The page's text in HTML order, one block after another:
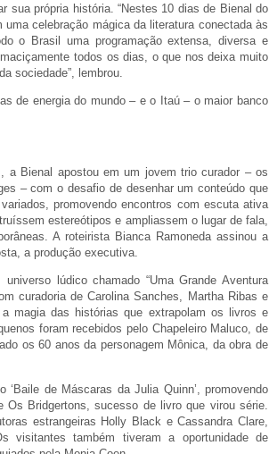
sua própria história. “Nestes 10 dias de Bienal do
celebração mágica da literatura conectada às
o Brasil uma programação extensa, diversa e
todos os dias, o que nos deixa muito
sociedade”, lembrou.
de energia do mundo – e o Itaú – o maior banco
a Bienal apostou em um jovem trio curador – os
– com o desafio de desenhar um conteúdo que
promovendo encontros com escuta ativa
estereótipos e ampliassem o lugar de fala,
A roteirista Bianca Ramoneda assinou a
a produção executiva.
lúdico chamado “Uma Grande Aventura
curadoria de Carolina Sanches, Martha Ribas e
magia das histórias que extrapolam os livros e
foram recebidos pelo Chapeleiro Maluco, de
os 60 anos da personagem Mônica, da obra de
de Máscaras da Julia Quinn’, promovendo
Bridgertons, sucesso de livro que virou série.
estrangeiras Holly Black e Cassandra Clare,
visitantes também tiveram a oportunidade de